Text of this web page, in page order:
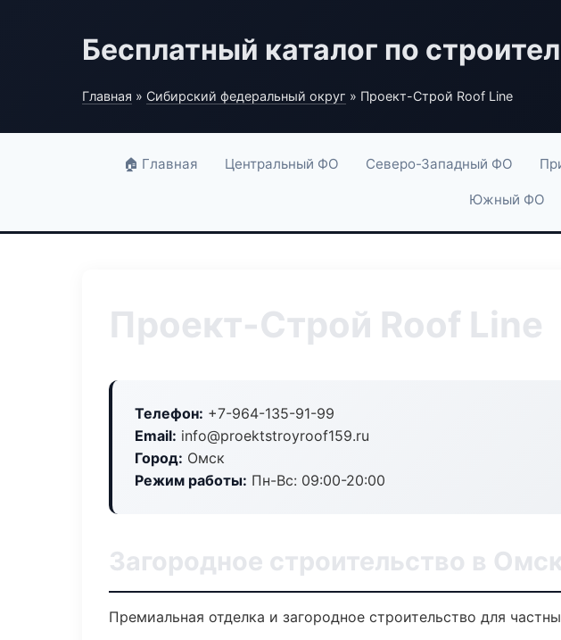
Бесплатный каталог по
Главная » Сибирский федеральный округ » Проект-Строй Roof Line
🏠 Главная Центральный ФО Северо-Западный ФО
Южный ФО
Проект-Строй Roof Line
Телефон: +7-964-135-91-99
Email: info@proektstroyroof159.ru
Город: Омск
Режим работы: Пн-Вс: 09:00-20:00
Загородное строительство в
Премиальная отделка и загородное строительство для